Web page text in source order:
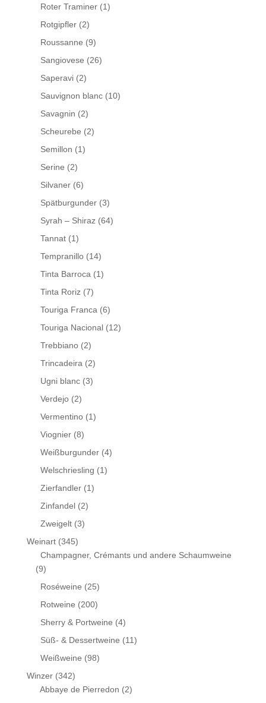
Roter Traminer(1)
Rotgipfler(2)
Roussanne (9)
Sangiovese (26)
Saperavi(2)
Sauvignon blanc(10)
Savagnin (2)
Scheurebe (2)
Semillon (1)
Serine (2)
Silvaner(6)
Spätburgunder(3)
Syrah – Shiraz(64)
Tannat(1)
Tempranillo(14)
Tinta Barroca (1)
Tinta Roriz(7)
Touriga Franca (6)
Touriga Nacional(12)
Trebbiano(2)
Trincadeira (2)
Ugni blanc(3)
Verdejo(2)
Vermentino(1)
Viognier(8)
Weißburgunder(4)
Welschriesling (1)
Zierfandler(1)
Zinfandel(2)
Zweigelt(3)
Weinart(345)
Champagner, Crémants und andere Schaumweine
(9)
Roséweine (25)
Rotweine (200)
Sherry & Portweine (4)
Süß- & Dessertweine (11)
Weißweine (98)
Winzer(342)
Abbaye de Pierredon (2)